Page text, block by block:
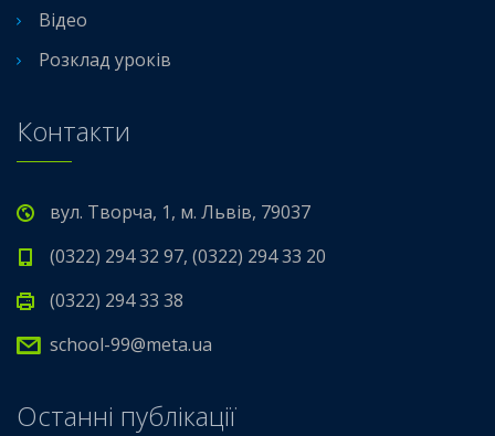
Відео
Розклад уроків
Контакти
вул. Творча, 1, м. Львів, 79037
(0322) 294 32 97, (0322) 294 33 20
(0322) 294 33 38
school-99@meta.ua
Останні публікації